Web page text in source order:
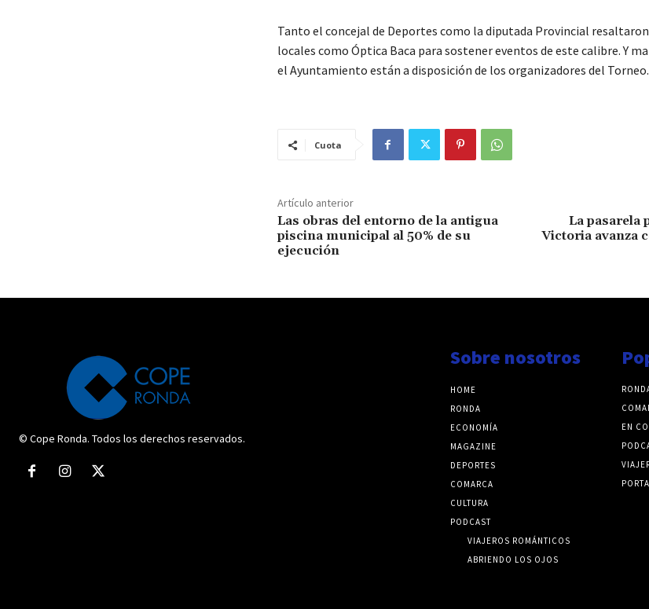
Tanto el concejal de Deportes como la diputada Provincial
locales como Óptica Baca para sostener eventos de este calibre. Y
el Ayuntamiento están a disposición de los organizadores del Torneo.
Cuota
Artículo anterior
Las obras del entorno de la antigua
piscina municipal al 50% de su
ejecución
La pasarela
Victoria avanza
© Cope Ronda. Todos los derechos reservados.
Sobre nosotros
HOME
RONDA
ECONOMÍA
MAGAZINE
DEPORTES
COMARCA
CULTURA
PODCAST
VIAJEROS ROMÁNTICOS
ABRIENDO LOS OJOS
EN